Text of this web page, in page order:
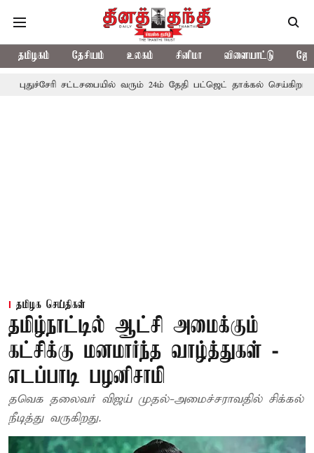
தமிழகம் தேசியம் உலகம் சினிமா விளையாட்டு
சட்டசபையில் வரும் 24ம் தேதி பட்ஜெட் தாக்கல் செய்கிறார் முதல்-
தமிழக செய்திகள்
தமிழ்நாட்டில் ஆட்சி அமைக்கும்
கட்சிக்கு மனமார்ந்த வாழ்த்துகள் -
எடப்பாடி பழனிசாமி
தவெக தலைவர் விஜய் முதல்-அமைச்சராவதில் சிக்கல்
நீடித்து வருகிறது.